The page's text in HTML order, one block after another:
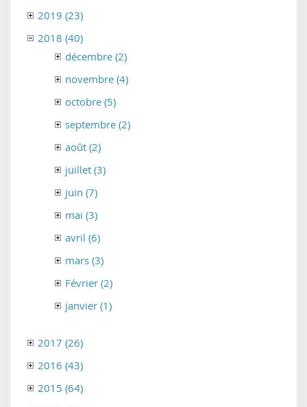
2019 (23)
2018 (40)
décembre (2)
novembre (4)
octobre (5)
septembre (2)
août (2)
juillet (3)
juin (7)
mai (3)
avril (6)
mars (3)
Février (2)
janvier (1)
2017 (26)
2016 (43)
2015 (64)